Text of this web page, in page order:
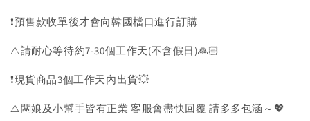
❗️預售款收單後才會向韓國檔口進行訂購
⚠️請耐心等待約7-30個工作天(不含假日)🙏🏻
❗️現貨商品3個工作天內出貨💥
⚠️闆娘及小幫手皆有正業 客服會盡快回覆 請多多包涵～💖